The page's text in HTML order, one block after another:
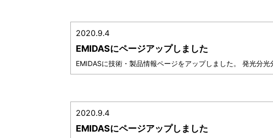
2020.9.4
EMIDASにページアップしました
EMIDASに技術・製品情報ページをアップしました。 発光分
2020.9.4
EMIDASにページアップしました